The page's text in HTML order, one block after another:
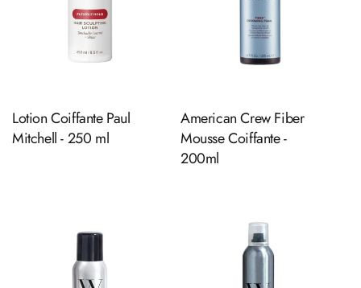
Lotion Coiffante Paul
Mitchell - 250 ml
American Crew Fiber
Mousse Coiffante -
200ml